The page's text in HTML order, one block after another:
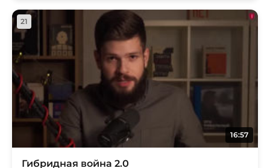
21
16:57
Гибридная война 2.0